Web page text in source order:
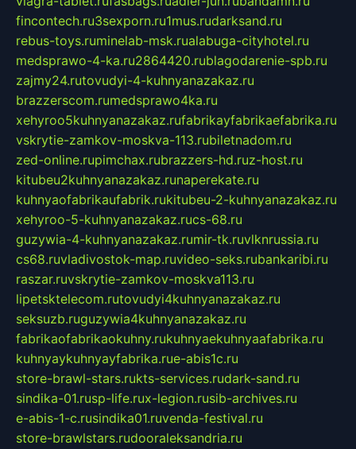
fincontech.ru3sexporn.ru1mus.rudarksand.ru
rebus-toys.ruminelab-msk.rualabuga-cityhotel.ru
medsprawo-4-ka.ru2864420.rublagodarenie-spb.ru
zajmy24.rutovudyi-4-kuhnyanazakaz.ru
brazzerscom.rumedsprawo4ka.ru
xehyroo5kuhnyanazakaz.rufabrikayfabrikaefabrika.ru
vskrytie-zamkov-moskva-113.rubiletnadom.ru
zed-online.rupimchax.rubrazzers-hd.ruz-host.ru
kitubeu2kuhnyanazakaz.runaperekate.ru
kuhnyaofabrikaufabrik.rukitubeu-2-kuhnyanazakaz.ru
xehyroo-5-kuhnyanazakaz.rucs-68.ru
guzywia-4-kuhnyanazakaz.rumir-tk.ruvlknrussia.ru
cs68.ruvladivostok-map.ruvideo-seks.rubankaribi.ru
raszar.ruvskrytie-zamkov-moskva113.ru
lipetsktelecom.rutovudyi4kuhnyanazakaz.ru
seksuzb.ruguzywia4kuhnyanazakaz.ru
fabrikaofabrikaokuhny.rukuhnyaekuhnyaafabrika.ru
kuhnyaykuhnyayfabrika.rue-abis1c.ru
store-brawl-stars.rukts-services.rudark-sand.ru
sindika-01.rusp-life.rux-legion.rusib-archives.ru
e-abis-1-c.rusindika01.ruvenda-festival.ru
store-brawlstars.rudooraleksandria.ru